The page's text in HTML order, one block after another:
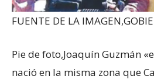
FUENTE DE LA IMAGEN,
Pie de foto,Joaquín Guzmán
nació en la misma zona que